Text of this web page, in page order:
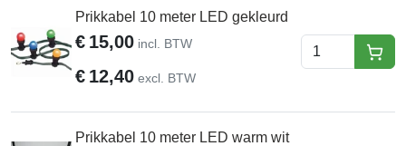
Prikkabel 10 meter LED gekleurd
€ 15,00 incl. BTW
€ 12,40 excl. BTW
Prikkabel 10 meter LED warm wit